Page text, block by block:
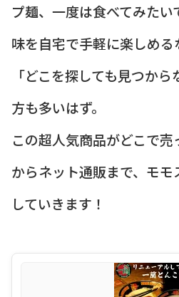
プ麺、一度は食べてみた
味を自宅で手軽に楽しめる
「どこを探しても見つか
方も多いはず。
この超人気商品がどこで
からネット通販まで、モ
していきます！